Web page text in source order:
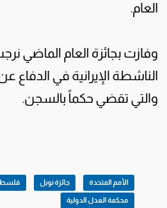
العام.
وفازت بجائزة العام الماضي
الناشطة الإيرانية في الدفاع
والتي تقضي حكماً بالسجن.
الأمم المتحدة جائزة نوبل
محكمة العدل الدولية